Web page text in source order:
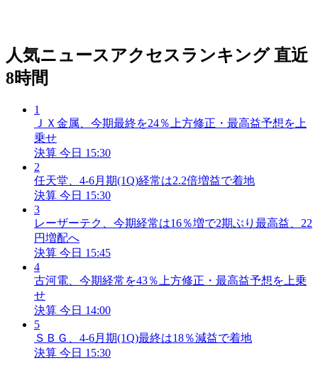
人気ニュースアクセスランキング 直近
8時間
1
ＪＸ金属、今期最終を24％上方修正・最高益予想を上
乗せ
決算 今日 15:30
2
任天堂、4-6月期(1Q)経常は2.2倍増益で着地
決算 今日 15:30
3
レーザーテク、今期経常は16％増で2期ぶり最高益、22
円増配へ
決算 今日 15:45
4
古河電、今期経常を43％上方修正・最高益予想を上乗
せ
決算 今日 14:00
5
ＳＢＧ、4-6月期(1Q)最終は18％減益で着地
決算 今日 15:30